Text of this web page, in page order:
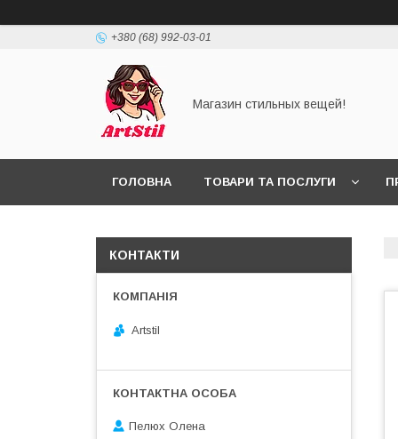
+380 (68) 992-03-01
Магазин стильных вещей!
ГОЛОВНА ТОВАРИ ТА ПОСЛУГИ
КОНТАКТИ
Artstil
Пелюх Олена